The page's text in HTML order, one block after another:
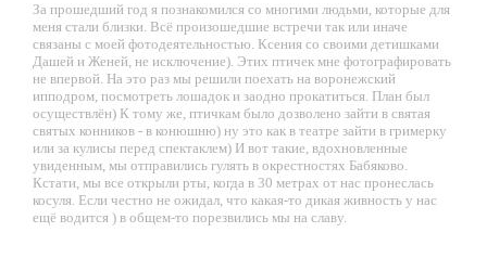
FAMILY
WEDDING
EVENTS
ОБО МНЕ
За прошедший год я познакомился со многими людьми, которые для
меня стали близки. Всё произошедшие встречи так или иначе
связаны с моей фотодеятельностью. Ксения со своими детишками
Дашей и Женей, не исключение). Этих птичек мне фотографировать
не впервой. На это раз мы решили поехать на воронежский
ипподром, посмотреть лошадок и заодно прокатиться. План был
осуществлён) К тому же, птичкам было дозволено зайти в святая
святых конников - в конюшню) ну это как в театре зайти в гримерку
или за кулисы перед спектаклем) И вот такие, вдохновленные
увиденным, мы отправились гулять в окрестностях Бабяково.
Кстати, мы все открыли рты, когда в 30 метрах от нас пронеслась
косуля. Если честно не ожидал, что какая-то дикая живность у нас
ещё водится ) в общем-то порезвились мы на славу.